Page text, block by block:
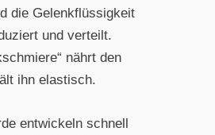
die Gelenkflüssigkeit
und verteilt.
nährt den
ihn elastisch.
entwickeln schnell